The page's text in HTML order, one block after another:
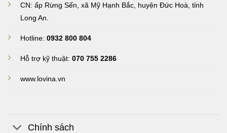
Chính sách
CN: ấp Rừng Sến, xã Mỹ Hạnh Bắc, huyện Đức Hoà, tỉnh
Long An
Hotline: 0932 800 804
Hỗ trợ kỹ thuật: 070 755 2286
www.lovina.vn